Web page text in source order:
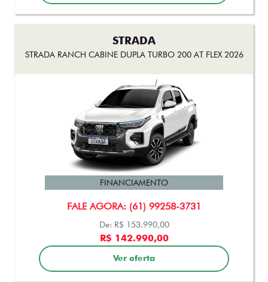
FALE AGORA: (61) 99258-3731
FINANCIAMENTO
De: R$ 153.990,00
Ver oferta
STRADA
STRADA RANCH CABINE DUPLA TURBO 200 AT FLEX 2026